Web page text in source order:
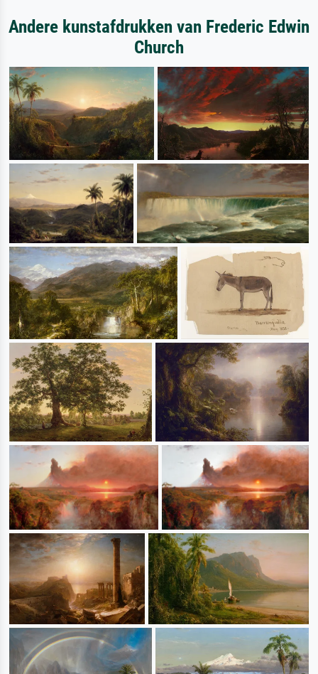
Andere kunstafdrukken van Frederic Edwin
Church